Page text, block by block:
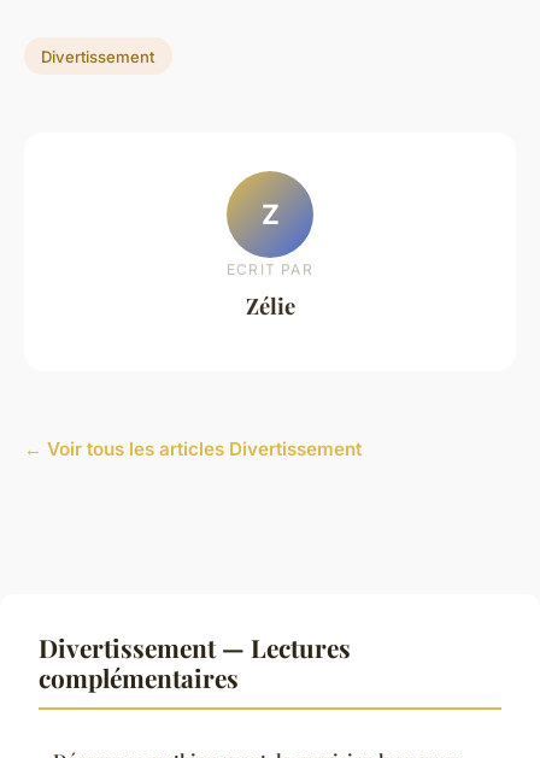
Divertissement
Z
ECRIT PAR
Zélie
← Voir tous les articles Divertissement
Divertissement — Lectures
complémentaires